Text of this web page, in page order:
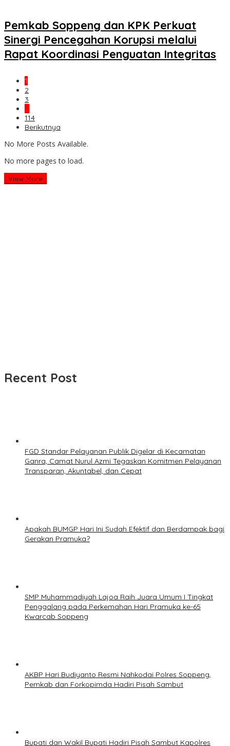
Pemkab Soppeng dan KPK Perkuat
Sinergi Pencegahan Korupsi melalui
Rapat Koordinasi Penguatan Integritas
1
2
3
…
114
Berikutnya
No More Posts Available.
No more pages to load.
View More
Recent Post
FGD Standar Pelayanan Publik Digelar di Kecamatan
Ganra, Camat Nurul Azmi Tegaskan Komitmen Pelayanan
Transparan, Akuntabel, dan Cepat
Apakah BUMGP Hari Ini Sudah Efektif dan Berdampak bagi
Gerakan Pramuka?
SMP Muhammadiyah Lajoa Raih Juara Umum I Tingkat
Penggalang pada Perkemahan Hari Pramuka ke-65
Kwarcab Soppeng
AKBP Hari Budiyanto Resmi Nahkodai Polres Soppeng,
Pemkab dan Forkopimda Hadiri Pisah Sambut
Bupati dan Wakil Bupati Hadiri Pisah Sambut Kapolres